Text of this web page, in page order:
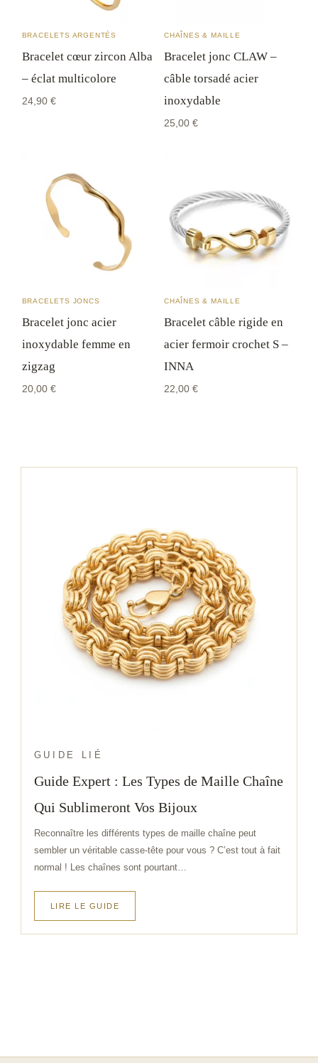
offrez-vous un accessoire de mode tendance
-Bracelets à maillons en acier inoxydable pour
femmes avec fermeture coulissante s’adapte a tout les
tailles
design géométrique unique et leurs maillons en
chaîne ajoutent une dimension moderne et élégante à
Les détails pratiques sont dans notreFAQ .
BRACELETS ARGENTÉS
Bracelet cœur zircon Alba
– éclat multicolore
24,90 €
CHAÎNES & MAILLE
Bracelet jonc CLAW –
câble torsadé acier
inoxydable
25,00 €
BRACELETS JONCS
Bracelet jonc acier
inoxydable femme en
zigzag
20,00 €
CHAÎNES & MAILLE
Bracelet câble rigide en
acier fermoir crochet S –
INNA
22,00 €
GUIDE LIÉ
Guide Expert : Les Types de Maille Chaîne
Qui Sublimeront Vos Bijoux
Reconnaître les différents types de maille chaîne peut
sembler un véritable casse-tête pour vous ? C’est tout à fait
normal ! Les chaînes sont pourtant…
LIRE LE GUIDE